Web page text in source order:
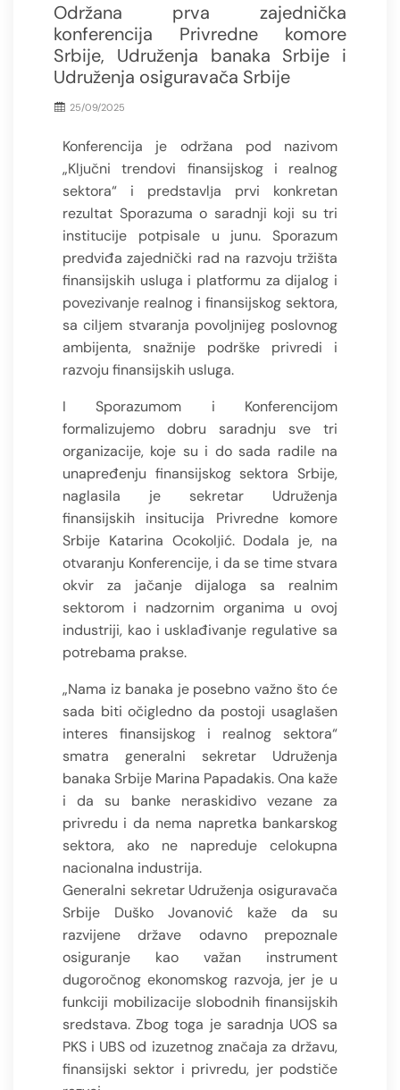
Održana prva zajednička
konferencija Privredne komore
Srbije, Udruženja banaka Srbije i
Udruženja osiguravača Srbije
25/09/2025
Konferencija je održana pod nazivom
„Klјučni trendovi finansijskog i realnog
sektora“ i predstavlјa prvi konkretan
rezultat Sporazuma o saradnji koji su tri
institucije potpisale u junu. Sporazum
predviđa zajednički rad na razvoju tržišta
finansijskih usluga i platformu za dijalog i
povezivanje realnog i finansijskog sektora,
sa cilјem stvaranja povolјnijeg poslovnog
ambijenta, snažnije podrške privredi i
razvoju finansijskih usluga.
I Sporazumom i Konferencijom
formalizujemo dobru saradnju sve tri
organizacije, koje su i do sada radile na
unapređenju finansijskog sektora Srbije,
naglasila je sekretar Udruženja
finansijskih insitucija Privredne komore
Srbije Katarina Ocokolјić. Dodala je, na
otvaranju Konferencije, i da se time stvara
okvir za jačanje dijaloga sa realnim
sektorom i nadzornim organima u ovoj
industriji, kao i usklađivanje regulative sa
potrebama prakse.
„Nama iz banaka je posebno važno što će
sada biti očigledno da postoji usaglašen
interes finansijskog i realnog sektora“
smatra generalni sekretar Udruženja
banaka Srbije Marina Papadakis. Ona kaže
i da su banke neraskidivo vezane za
privredu i da nema napretka bankarskog
sektora, ako ne napreduje celokupna
nacionalna industrija.
Generalni sekretar Udruženja osiguravača
Srbije Duško Jovanović kaže da su
razvijene države odavno prepoznale
osiguranje kao važan instrument
dugoročnog ekonomskog razvoja, jer je u
funkciji mobilizacije slobodnih finansijskih
sredstava. Zbog toga je saradnja UOS sa
PKS i UBS od izuzetnog značaja za državu,
finansijski sektor i privredu, jer podstiče